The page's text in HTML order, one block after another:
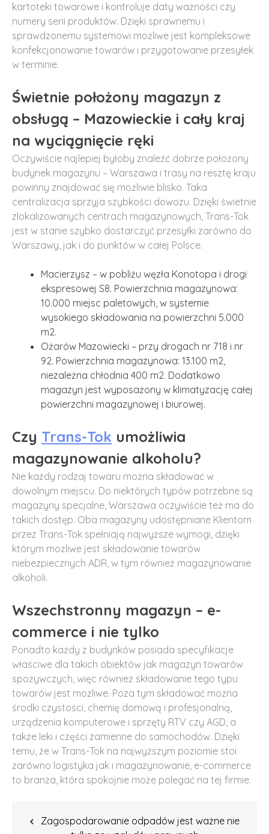
kartoteki towarowe i kontroluje daty ważności czy
numery serii produktów. Dzięki sprawnemu i
sprawdzonemu systemowi możliwe jest kompleksowe
konfekcjonowanie towarów i przygotowanie przesyłek
w terminie.
Świetnie położony magazyn z
obsługą – Mazowieckie i cały kraj
na wyciągnięcie ręki
Oczywiście najlepiej byłoby znaleźć dobrze położony
budynek magazynu – Warszawa i trasy na resztę kraju
powinny znajdować się możliwie blisko. Taka
centralizacja sprzyja szybkości dowozu. Dzięki świetnie
zlokalizowanych centrach magazynowych, Trans-Tok
jest w stanie szybko dostarczyć przesyłki zarówno do
Warszawy, jak i do punktów w całej Polsce.
Macierzysz – w pobliżu węzła Konotopa i drogi
ekspresowej S8. Powierzchnia magazynowa:
10.000 miejsc paletowych, w systemie
wysokiego składowania na powierzchni 5.000
m2.
Ożarów Mazowiecki – przy drogach nr 718 i nr
92. Powierzchnia magazynowa: 13.100 m2,
niezależna chłodnia 400 m2. Dodatkowo
magazyn jest wyposażony w klimatyzację całej
powierzchni magazynowej i biurowej.
Czy Trans-Tok umożliwia
magazynowanie alkoholu?
Nie każdy rodzaj towaru można składować w
dowolnym miejscu. Do niektórych typów potrzebne są
magazyny specjalne, Warszawa oczywiście też ma do
takich dostęp. Oba magazyny udostępniane Klientom
przez Trans-Tok spełniają najwyższe wymogi, dzięki
którym możliwe jest składowanie towarów
niebezpiecznych ADR, w tym również magazynowanie
alkoholi.
Wszechstronny magazyn – e-
commerce i nie tylko
Ponadto każdy z budynków posiada specyfikacje
właściwe dla takich obiektów jak magazyn towarów
spożywczych, więc również składowanie tego typu
towarów jest możliwe. Poza tym składować można
środki czystości, chemię domową i profesjonalną,
urządzenia komputerowe i sprzęty RTV czy AGD, a
także leki i części zamienne do samochodów. Dzięki
temu, że w Trans-Tok na najwyższym poziomie stoi
zarówno logistyka jak i magazynowanie, e-commerce
to branża, która spokojnie może polegać na tej firmie.
Zagospodarowanie odpadów jest ważne nie